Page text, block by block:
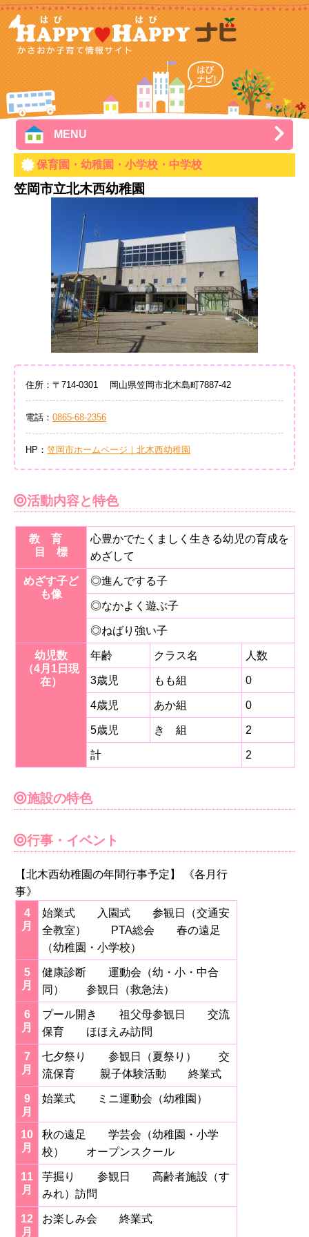
MENU
保育園・幼稚園・小学校・中学校
笠岡市立北木西幼稚園
住所：〒714-0301 岡山県笠岡市北木島町7887-42
電話： 0865-68-2356
HP： 笠岡市ホームページ｜北木西幼稚園
活動内容と特色
教 育
目 標
心豊かでたくましく生きる幼児の育成を
めざして
めざす子ど
も像
◎進んでする子
◎なかよく遊ぶ子
◎ねばり強い子
幼児数
（4月1日現
在）
年齢 クラス名 人数
3歳児 もも組 0
4歳児 あか組 0
5歳児 き 組 2
計 2
施設の特色
行事・イベント
【北木西幼稚園の年間行事予定】 《各月行
事》
4
月
始業式 入園式 参観日（交通安
全教室） PTA総会 春の遠足
（幼稚園・小学校）
5
月
健康診断 運動会（幼・小・中合
同） 参観日（救急法）
6
月
プール開き 祖父母参観日 交流
保育 ほほえみ訪問
7
月
七夕祭り 参観日（夏祭り） 交
流保育 親子体験活動 終業式
9
月
始業式 ミニ運動会（幼稚園）
10
月
秋の遠足 学芸会（幼稚園・小学
校） オープンスクール
11
月
芋掘り 参観日 高齢者施設（す
みれ）訪問
12
月
お楽しみ会 終業式